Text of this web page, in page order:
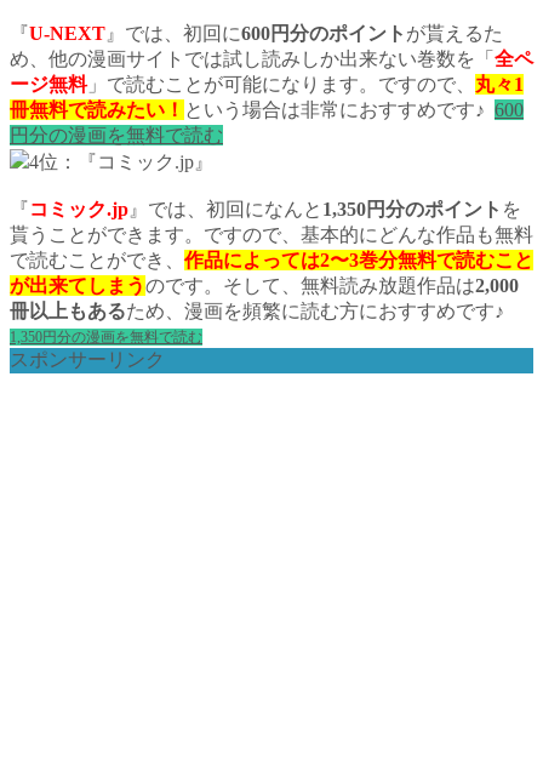
『U-NEXT 』では、初回に600円分のポイント が貰えるた
め、他の漫画サイトでは試し読みしか出来ない巻数を「 全ペ
ージ無料」で読むことが可能になります。ですので、 丸々1
冊無料で読みたい！ という場合は非常におすすめです♪ 600
円分の漫画を無料で読む
4位：『コミック.jp』
『コミック.jp 』では、初回になんと 1,350円分のポイント を
貰うことができます。ですので、基本的にどんな作品も無料
で読むことができ、 作品によっては2〜3巻分無料で読むこと
が出来てしまうのです。そして、無料読み放題作品は2,000
冊以上もあるため、漫画を頻繁に読む方におすすめです♪
1,350円分の漫画を無料で読む
スポンサーリンク